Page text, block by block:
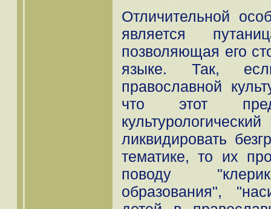
Отличительной
является
позволяющая его
языке. Так,
православной
что этот
ликвидировать
тематике, то их
поводу
образования",